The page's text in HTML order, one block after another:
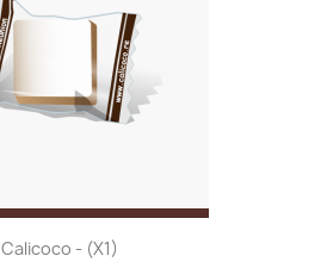
Calicoco - (x1)